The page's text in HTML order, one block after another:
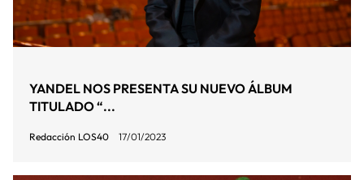
YANDEL NOS PRESENTA SU NUEVO ÁLBUM
TITULADO “...
Redacción LOS40 17/01/2023